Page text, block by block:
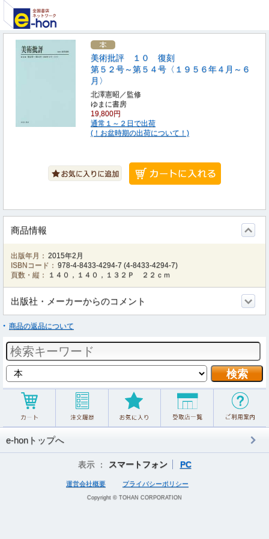
美術批評 １０ 復刻
第５２号～第５４号〈１９５６年４月～６
月〉
北澤憲昭／監修
ゆまに書房
19,800円
通常１～２日で出荷
(！お盆時期の出荷について！)
商品情報
出版年月： 2015年2月
ISBNコード： 978-4-8433-4294-7 (4-8433-4294-7)
頁数・縦：
１４０，１４０，１３２Ｐ ２２ｃｍ
出版社・メーカーからのコメント
商品の返品について
e-honトップへ
表示 ： スマートフォン PC
運営会社概要 プライバシーポリシー
Copyright © TOHAN CORPORATION